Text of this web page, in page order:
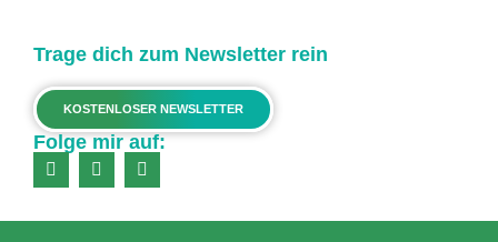
Trage dich zum Newsletter rein
KOSTENLOSER NEWSLETTER
Folge mir auf: